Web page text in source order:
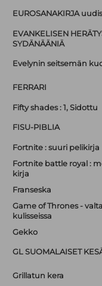
EUROSANAKIRJA
EVANKELISEN
SYDÄNÄÄNIÄ
Evelynin seitsemän
FERRARI
Fifty shades : 1, Sidottu
FISU-PIBLIA
Fortnite : suuri pelikirja
Fortnite battle royal :
kirja
Franseska
Game of Thrones -
kulisseissa
Gekko
GL SUOMALAISET
Grillatun kera